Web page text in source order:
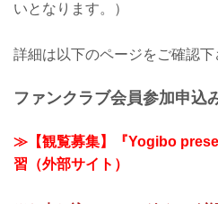
いとなります。）
詳細は以下のページをご確認下
ファンクラブ会員参加申込
≫【観覧募集】『Yogibo
習（外部サイト）